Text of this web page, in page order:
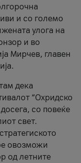
и со големо
улога на
и во
Мирчев, главен
дека
“Охридско
со повеќе
свет.
овозможи
од летните